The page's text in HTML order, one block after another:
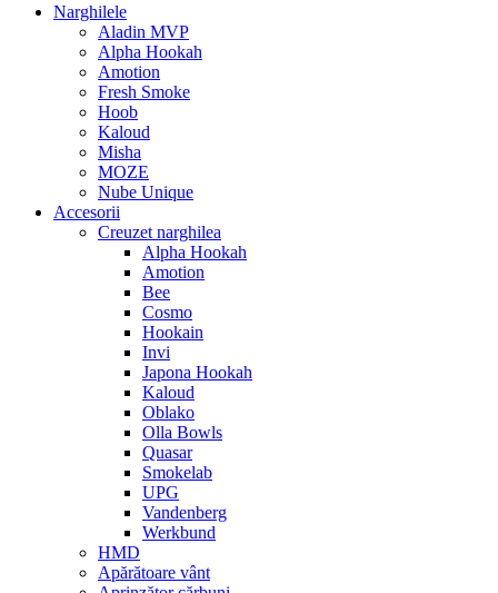
Narghilele
Aladin MVP
Alpha Hookah
Amotion
Fresh Smoke
Hoob
Kaloud
Misha
MOZE
Nube Unique
Accesorii
Creuzet narghilea
Alpha Hookah
Amotion
Bee
Cosmo
Hookain
Invi
Japona Hookah
Kaloud
Oblako
Olla Bowls
Quasar
Smokelab
UPG
Vandenberg
Werkbund
HMD
Apărătoare vânt